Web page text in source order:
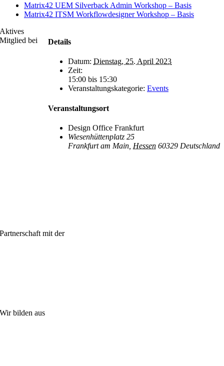
Matrix42 UEM Silverback Admin Workshop – Basis
Matrix42 ITSM Workflowdesigner Workshop – Basis
Details
Datum: Dienstag, 25. April 2023
Zeit:
15:00 bis 15:30
Veranstaltungskategorie: Events
Veranstaltungsort
Design Office Frankfurt
Wiesenhüttenplatz 25
Frankfurt am Main Hessen 60329 Deutschland
Aktives
Mitglied bei
Partnerschaft mit der
Wir bilden aus